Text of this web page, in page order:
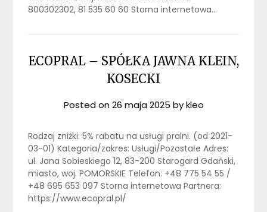
800302302, 81 535 60 60 Storna internetowa…
ECOPRAL – SPÓŁKA JAWNA KLEIN,
KOSECKI
Posted on26 maja 2025 bykleo
Rodzaj zniżki: 5% rabatu na usługi pralni. (od 2021-
03-01) Kategoria/zakres: Usługi/Pozostałe Adres:
ul. Jana Sobieskiego 12, 83-200 Starogard Gdański,
miasto, woj. POMORSKIE Telefon: +48 775 54 55 /
+48 695 653 097 Storna internetowa Partnera:
https://www.ecopral.pl/